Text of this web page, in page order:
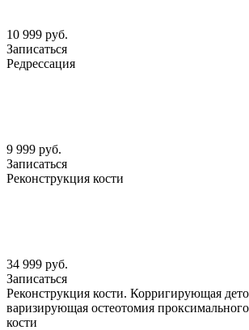
10 999 руб.
Записаться
Редрессация
9 999 руб.
Записаться
Реконструкция кости
34 999 руб.
Записаться
Реконструкция кости. Корригирующая
варизирующая остеотомия
кости